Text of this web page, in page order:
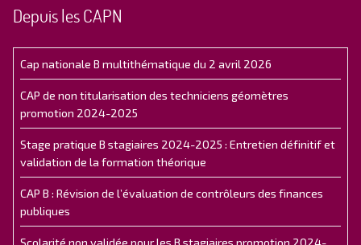
Depuis les CAPN
Cap nationale B multithématique du 2 avril 2026
CAP de non titularisation des techniciens géomètres
promotion 2024-2025
Stage pratique B stagiaires 2024-2025 : Entretien définitif et
validation de la formation théorique
CAP B : Révision de l’évaluation de contrôleurs des finances
publiques
Scolarité non validée pour les B stagiaires promotion 2024-